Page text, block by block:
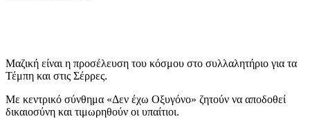
Μαζική είναι η προσέλευση του κόσμου στο συλλαλητήριο για τα
Τέμπη και στις Σέρρες.
Με κεντρικό σύνθημα «Δεν έχω Οξυγόνο» ζητούν να αποδοθεί
δικαιοσύνη και τιμωρηθούν οι υπαίτιοι.